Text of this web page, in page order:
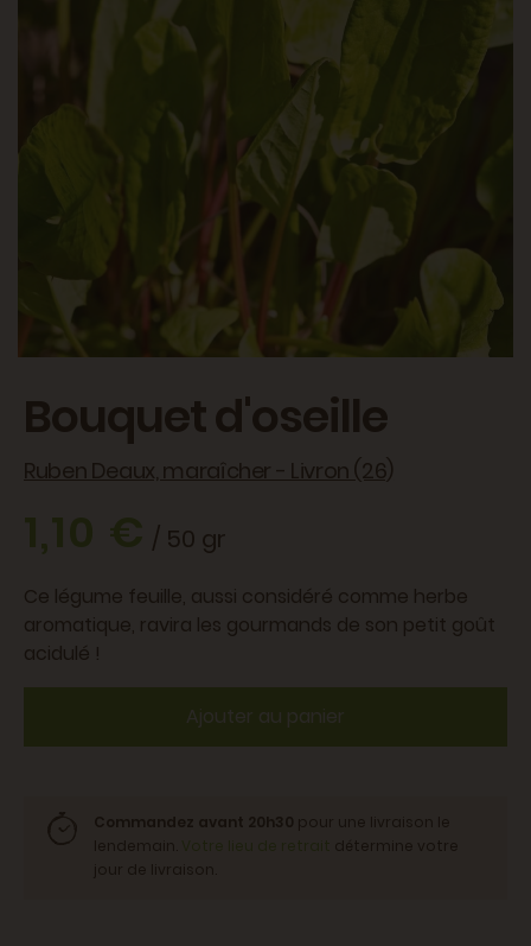
Bouquet d'oseille
Ruben Deaux, maraîcher - Livron (26)
1,10 €/ 50 gr
Ce légume feuille, aussi considéré comme herbe
aromatique, ravira les gourmands de son petit goût
acidulé !
Ajouter au panier